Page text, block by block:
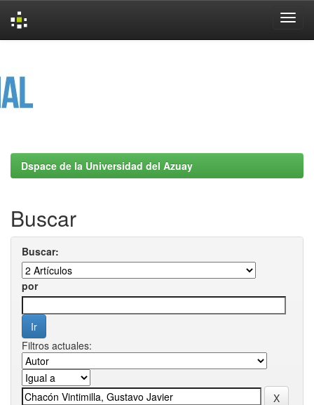
Dspace de la Universidad del Azuay
Buscar
Buscar:
por
Filtros actuales: